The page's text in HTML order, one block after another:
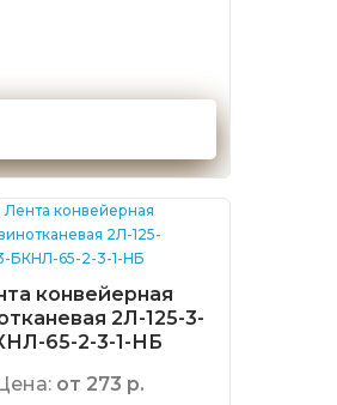
конвейерная
2Л-125-3-
65-2-3-1-НБ
от 273 р.